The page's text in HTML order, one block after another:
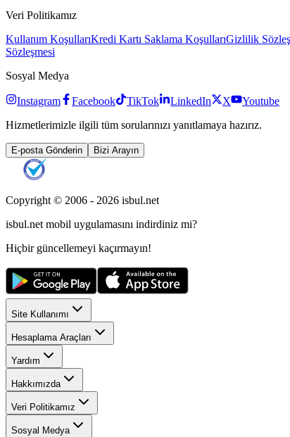
Veri Politikamız
Kullanım KoşullarıKredi Kartı Saklama KoşullarıGizlilik
Sözleşmesi
Sosyal Medya
Instagram Facebook TikTok LinkedIn X
Youtube
Hizmetlerimizle ilgili tüm sorularınızı yanıtlamaya hazırız.
E-posta Gönderin Bizi Arayın
Copyright © 2006 - 2026 isbul.net
isbul.net mobil uygulamasını indirdiniz mi?
Hiçbir güncellemeyi kaçırmayın!
Site Kullanımı
Hesaplama Araçları
Yardım
Hakkımızda
Veri Politikamız
Sosyal Medya